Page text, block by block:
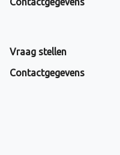
Vraag stellen
Contactgegevens